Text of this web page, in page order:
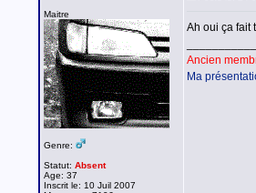
Maitre
Genre:
Statut: Absent
Age: 37
Inscrit le: 10 Juil 2007
Ah oui ça fait
Ancien
Ma